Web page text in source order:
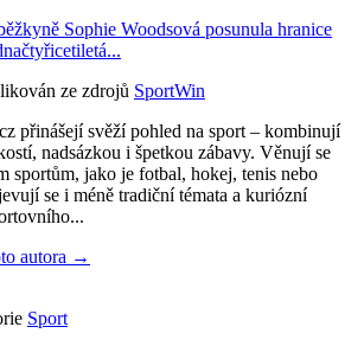
Sophie Woodsová posunula hranice
ze zdrojů SportWin
přinášejí svěží pohled na sport – kombinují
nadsázkou i špetkou zábavy. Věnují se
sportům, jako je fotbal, hokej, tenis nebo
se i méně tradiční témata a kuriózní
autora →
Sport